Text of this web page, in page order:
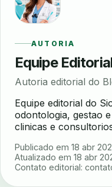
AUTORIA
Equipe
Autoria editorial do
Equipe editorial do
odontologia, gestao
clinicas e
Publicado em 18 abr
Atualizado em 18 abr
Contato editorial: